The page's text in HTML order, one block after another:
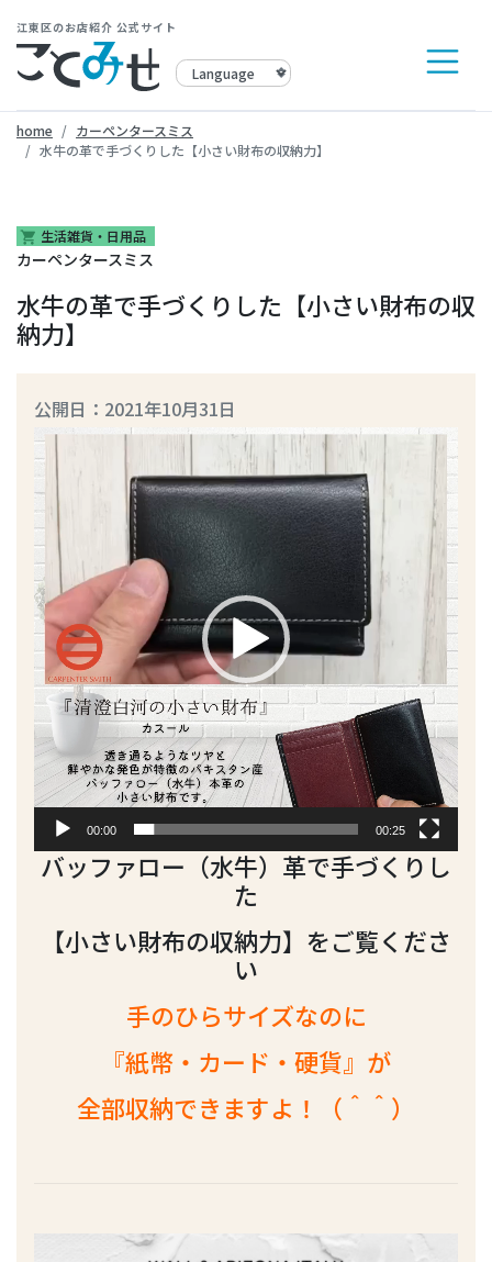
江東区のお店紹介 公式サイト
home
カーペンタースミス
水牛の革で手づくりした【小さい財布の収納力】
shopping_cart 生活雑貨・日用品
カーペンタースミス
水牛の革で手づくりした【小さい財布の収
納力】
公開日：2021年10月31日
動
画
プ
レ
ー
ヤ
ー
00:00 00:25
バッファロー（水牛）革で手づくりし
た
【小さい財布の収納力】をご覧くださ
い
手のひらサイズなのに
『紙幣・カード・硬貨』が
全部収納できますよ！（＾＾）